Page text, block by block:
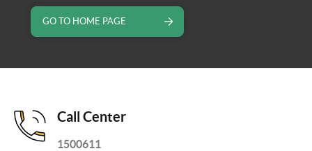
GO TO HOME PAGE
Call Center
1500611